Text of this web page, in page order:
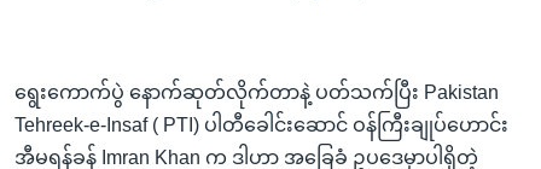
ရွေးကောက်ပွဲ နောက်ဆုတ်လိုက်တာနဲ့ ပတ်သက်ပြီး Pakistan
Tehreek-e-Insaf ( PTI) ပါတီခေါင်းဆောင် ဝန်ကြီးချုပ်ဟောင်း
အီမရန်ခန် Imran Khan က ဒါဟာ အခြေခံ ဥပဒေမှာပါရှိတဲ့